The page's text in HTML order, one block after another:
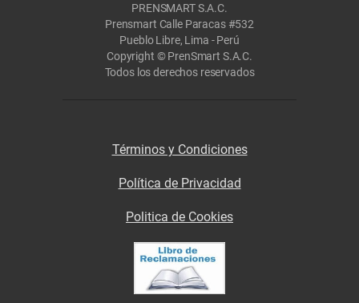
PRENSMART S.A.C.
Prensmart Calle Paracas #532
Pueblo Libre, Lima - Perú
Copyright © PrenSmart S.A.C.
Todos los derechos reservados
Términos y Condiciones
Política de Privacidad
Politica de Cookies